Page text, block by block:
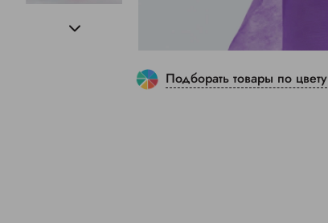
Подборать товары по цвету